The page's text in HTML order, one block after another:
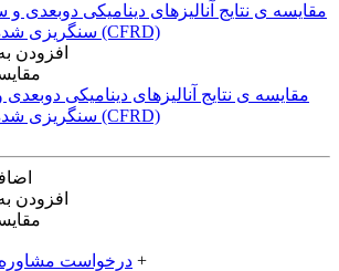
افزودن
مقایسه ی‌ نتایج آنالیزهای‌ دینامیکی‌
سنگریزی‌ شده با‌رویه‌ی‌ بتنی‌ (CFRD)
افزودن
درخواست مشاوره +